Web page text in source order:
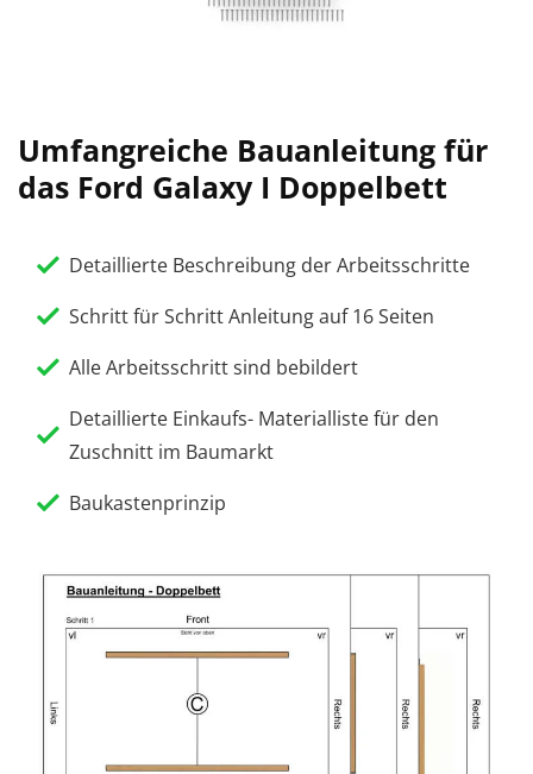
Umfangreiche Bauanleitung für
das Ford Galaxy I Doppelbett
Detaillierte Beschreibung der Arbeitsschritte
Schritt für Schritt Anleitung auf 16 Seiten
Alle Arbeitsschritt sind bebildert
Detaillierte Einkaufs- Materialliste für den
Zuschnitt im Baumarkt
Baukastenprinzip